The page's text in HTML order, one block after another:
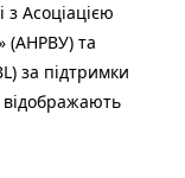
з Асоціацією
(АНРВУ) та
за підтримки
відображають